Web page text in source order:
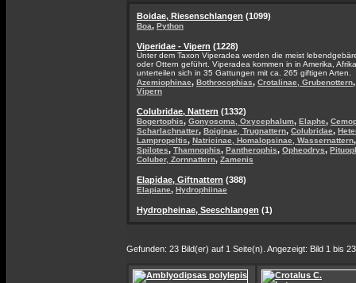
Boidae, Riesenschlangen (1099)
Boa, Python
Viperidae - Vipern (1228)
Unter dem Taxon Viperadea werden die meist
oder Ottern geführt. Viperadea kommen in in Amerika,
unterteilen sich in 35 Gattungen mit ca. 265 giftigen Arten.
Azemiophinae, Bothrocophias, Crotalinae, Grubenottern
Vipern
Colubridae, Nattern (1332)
Bogertophis, Gonyosoma, Oxycephalum, Elaphe,
Scharlachnatter, Boiginae, Trugnattern, Colubridae,
Lampropeltis, Natricinae, Homalopsinae, Wassernattern
Spilotes, Thamnophis, Pantherophis, Opheodrys,
Coluber, Zornnattern, Zamenis
Elapidae, Giftnattern (388)
Elapiane, Hydrophiinae
Hydropheinae, Seeschlangen (1)
Gefunden: 23 Bild(er) auf 1 Seite(n). Angezeigt: Bild 1 bis